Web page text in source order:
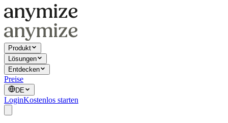
Produkt
Lösungen
Entdecken
Preise
DE
LoginKostenlos starten